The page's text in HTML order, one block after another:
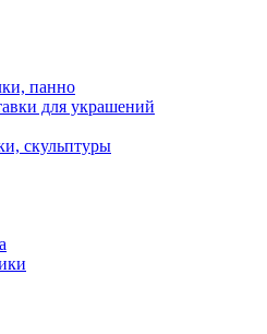
панно
для украшений
скульптуры